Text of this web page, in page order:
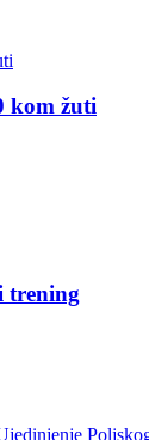
kom žuti
trening